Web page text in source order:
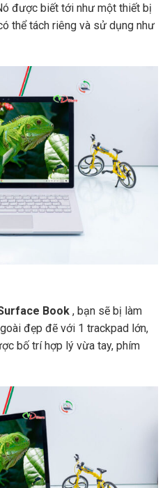
được biết tới như một thiết bị
thể tách riêng và sử dụng như
Book , bạn sẽ bị làm
đẹp đẽ với 1 trackpad lớn,
bố trí hợp lý vừa tay, phím